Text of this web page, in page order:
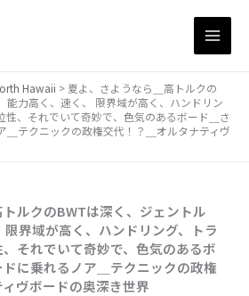
Hawaii > 夏よ、さようなら＿高トルクの
能力高く、速く、 限界域が高く、ハンドリン
性、それでいて奇妙で、色気のあるボード＿さ
＿テクニックの政権交代！？＿オルタナティヴ
ルクのBWTは深く、ジェントル
界域が高く、ハンドリング、トラ
それでいて奇妙で、色気のあるボ
に乗れるノア＿テクニックの政権
ヴボードの奥深き世界